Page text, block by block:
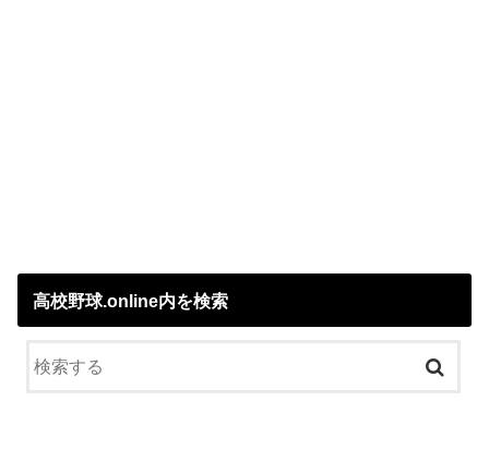
高校野球.online内を検索